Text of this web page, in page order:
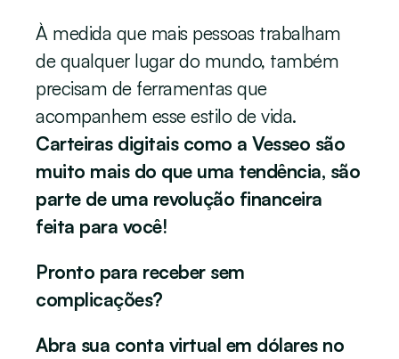
À medida que mais pessoas trabalham
de qualquer lugar do mundo, também
precisam de ferramentas que
Carteiras digitais como a Vesseo são
muito mais do que uma tendência, são
parte de uma revolução financeira
feita para você!
Pronto para receber sem
complicações?
Abra sua conta virtual em dólares no